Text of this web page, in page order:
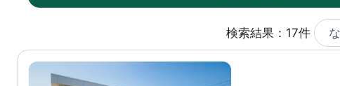
検索結果：17件